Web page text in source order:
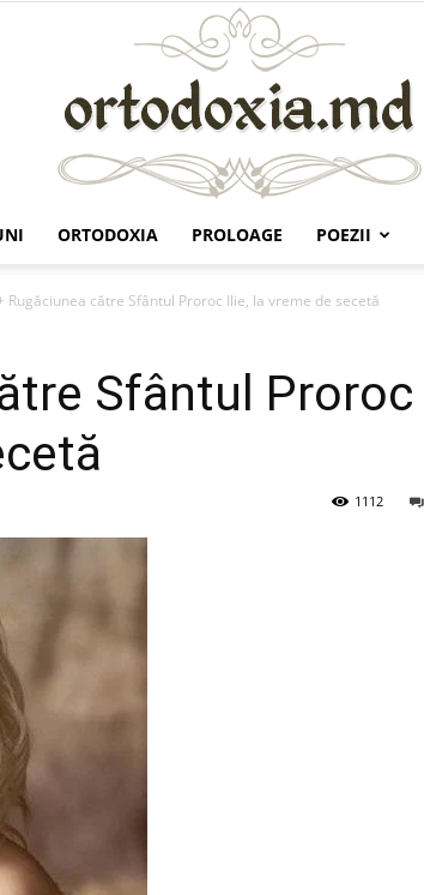
ORTODOXIA PROLOAGE POEZII
Rugăciunea către Sfântul Proroc Ilie, la vreme de secetă
Sfântul Proroc
1112